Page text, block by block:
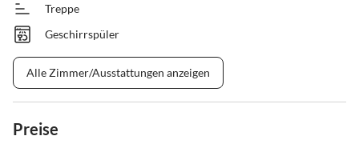
Treppe
Geschirrspüler
Alle Zimmer/Ausstattungen anzeigen
Preise